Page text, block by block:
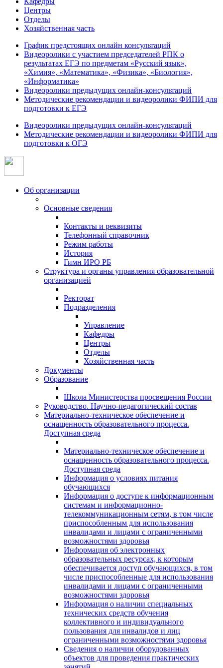
Центры
Отделы
Хозяйственная часть
График предстоящих онлайн консультаций
Видеоролики с участием председателей РПК о
результатах ЕГЭ по предметам «Русский язык»,
«Химия», «Математика», «Физика», «Биология»,
«Информатика»
Видеоролики предыдущих онлайн-консультаций
Методические рекомендации и видеоролики ФИПИ для
подготовки к ЕГЭ
Видеоролики предыдущих онлайн-консультаций
Методические рекомендации и видеоролики ФИПИ для
подготовки к ОГЭ
Об организации
Основные сведения
Контакты и реквизиты
Телефонный справочник
Режим работы
История
Гимн ИРО РБ
Структура и органы управления образовательной
организацией
Ректорат
Подразделения
Управление
Кафедры
Центры
Отделы
Хозяйственная часть
Документы
Образование
Школа Министерства просвещения России
Руководство. Научно-педагогический состав
Материально-техническое обеспечение и
оснащенность образовательного процесса.
Доступная среда
Материально-техническое обеспечение и
оснащенность образовательного процесса.
Доступная среда
Информация о условиях питания
обучающихся
Информация о доступе к информационным
системам и информационно-
телекоммуникационным сетям, в том числе
приспособленным для использования
инвалидами и лицами с ограниченными
возможностями здоровья
Информация об электронных
образовательных ресурсах, к которым
обеспечивается доступ обучающихся, в том
числе приспособленные для использования
инвалидами и лицами с ограниченными
возможностями здоровья
Информация о наличии специальных
технических средств обучения
коллективного и индивидуального
пользования для инвалидов и лиц
ограниченными возможностями здоровья
Сведения о наличии оборудованных
объектов для проведения практических